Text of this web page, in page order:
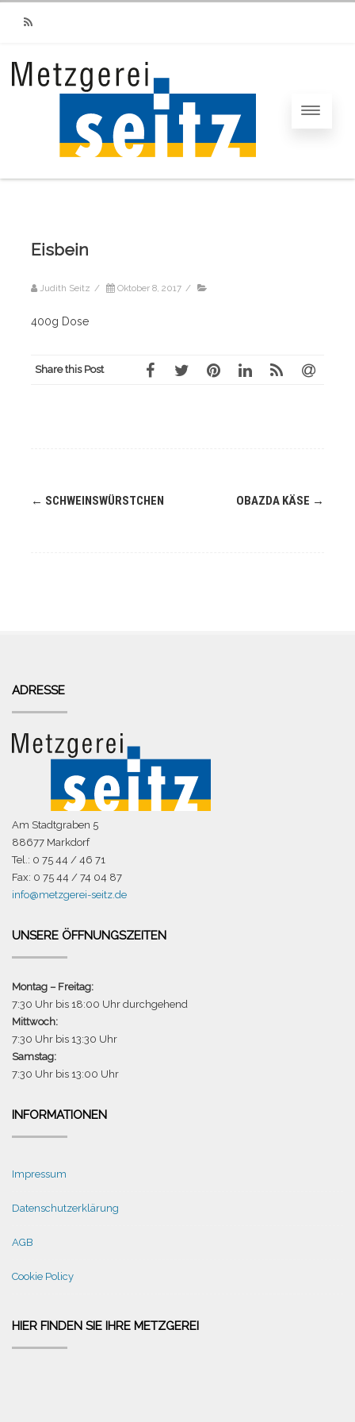
RSS
Eisbein
Judith Seitz / Oktober 8, 2017 /
400g Dose
Share this Post
Navigation
← SCHWEINSWÜRSTCHEN OBAZDA KÄSE →
ADRESSE
Am Stadtgraben 5
88677 Markdorf
Tel.: 0 75 44 / 46 71
Fax: 0 75 44 / 74 04 87
info@metzgerei-seitz.de
UNSERE ÖFFNUNGSZEITEN
Montag – Freitag:
7:30 Uhr bis 18:00 Uhr durchgehend
Mittwoch:
7:30 Uhr bis 13:30 Uhr
Samstag:
7:30 Uhr bis 13:00 Uhr
INFORMATIONEN
Impressum
Datenschutzerklärung
AGB
Cookie Policy
HIER FINDEN SIE IHRE METZGEREI